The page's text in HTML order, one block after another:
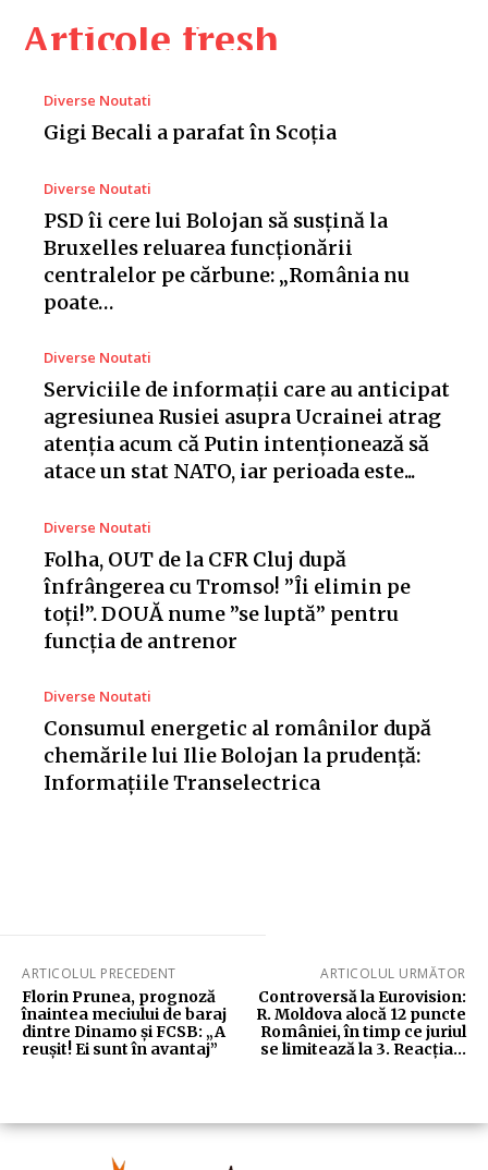
Articole fresh
Diverse Noutati
Gigi Becali a parafat în Scoția
Diverse Noutati
PSD îi cere lui Bolojan să susțină la
Bruxelles reluarea funcționării
centralelor pe cărbune: „România nu
poate…
Diverse Noutati
Serviciile de informații care au anticipat
agresiunea Rusiei asupra Ucrainei atrag
atenția acum că Putin intenționează să
atace un stat NATO, iar perioada este...
Diverse Noutati
Folha, OUT de la CFR Cluj după
înfrângerea cu Tromso! ”Îi elimin pe
toți!”. DOUĂ nume ”se luptă” pentru
funcția de antrenor
Diverse Noutati
Consumul energetic al românilor după
chemările lui Ilie Bolojan la prudență:
Informațiile Transelectrica
ARTICOLUL PRECEDENT
Florin Prunea, prognoză
înaintea meciului de baraj
dintre Dinamo și FCSB: „A
reușit! Ei sunt în avantaj”
ARTICOLUL URMĂTOR
Controversă la Eurovision:
R. Moldova alocă 12 puncte
României, în timp ce juriul
se limitează la 3. Reacția…